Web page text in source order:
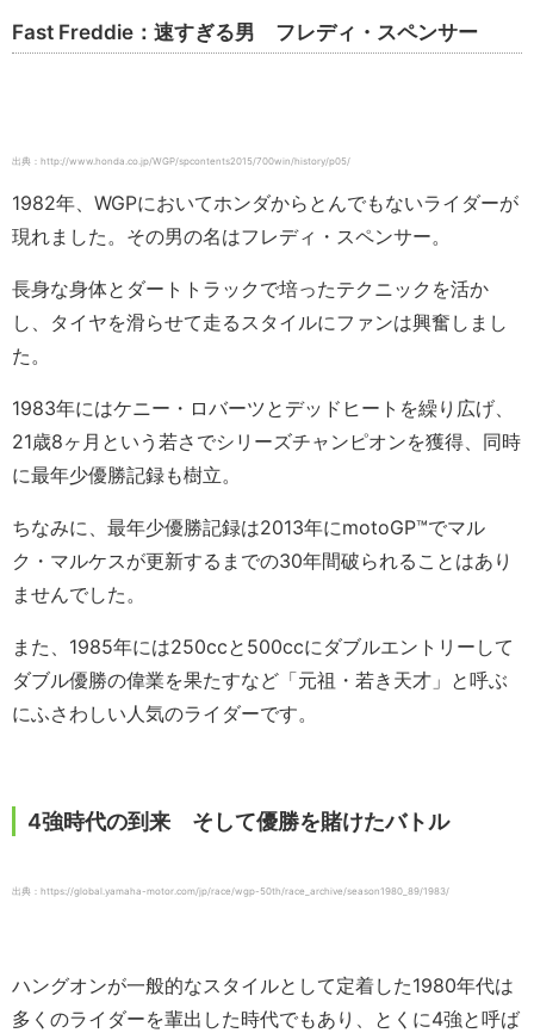
Fast Freddie：速すぎる男 フレディ・スペンサー
出典：http://www.honda.co.jp/WGP/spcontents2015/700win/history/p05/
1982年、WGPにおいてホンダからとんでもないライダーが
現れました。その男の名はフレディ・スペンサー。
長身な身体とダートトラックで培ったテクニックを活か
し、タイヤを滑らせて走るスタイルにファンは興奮しまし
た。
1983年にはケニー・ロバーツとデッドヒートを繰り広げ、
21歳8ヶ月という若さでシリーズチャンピオンを獲得、同時
に最年少優勝記録も樹立。
ちなみに、最年少優勝記録は2013年にmotoGP™でマル
ク・マルケスが更新するまでの30年間破られることはあり
ませんでした。
また、1985年には250ccと500ccにダブルエントリーして
ダブル優勝の偉業を果たすなど「元祖・若き天才」と呼ぶ
にふさわしい人気のライダーです。
4強時代の到来 そして優勝を賭けたバトル
出典：https://global.yamaha-motor.com/jp/race/wgp-50th/race_archive/season1980_89/1983/
ハングオンが一般的なスタイルとして定着した1980年代は
多くのライダーを輩出した時代でもあり、とくに4強と呼ば